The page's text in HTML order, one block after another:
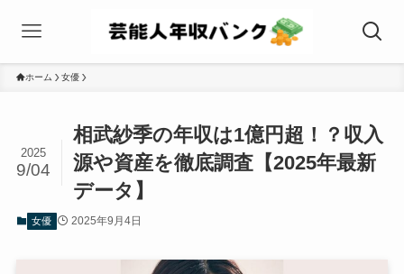
ホーム 女優
相武紗季の年収は1億円超！？収入
源や資産を徹底調査【2025年最新
データ】
2025
9/04
女優 2025年9月4日